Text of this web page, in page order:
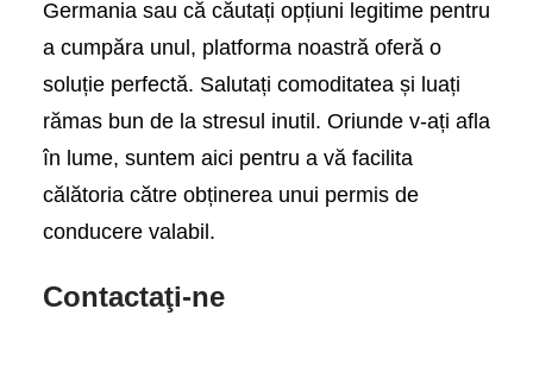
Germania sau că căutați opțiuni legitime pentru
a cumpăra unul, platforma noastră oferă o
soluție perfectă. Salutați comoditatea și luați
rămas bun de la stresul inutil. Oriunde v-ați afla
în lume, suntem aici pentru a vă facilita
călătoria către obținerea unui permis de
conducere valabil.
Contactaţi-ne